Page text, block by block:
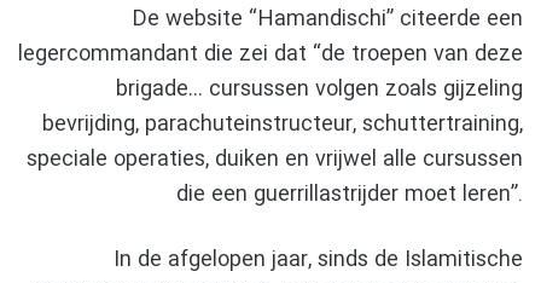
De website “Hamandischi” citeerde een
legercommandant die zei dat “de troepen van deze
brigade… cursussen volgen zoals gijzeling
bevrijding, parachuteinstructeur, schuttertraining,
speciale operaties, duiken en vrijwel alle cursussen
die een guerrillastrijder moet leren”.
In de afgelopen jaar, sinds de Islamitische